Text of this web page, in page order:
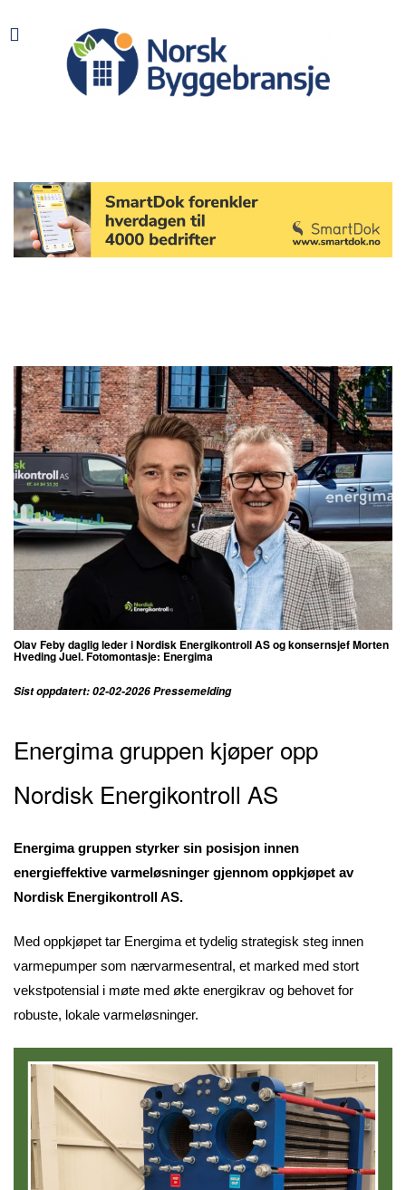
Olav Feby daglig leder i Nordisk Energikontroll AS og konsernsjef Morten
Hveding Juel. Fotomontasje: Energima
Sist oppdatert: 02-02-2026 Pressemelding
Energima gruppen kjøper opp
Nordisk Energikontroll AS
Energima gruppen styrker sin posisjon innen
energieffektive varmeløsninger gjennom oppkjøpet av
Nordisk Energikontroll AS.
Med oppkjøpet tar Energima et tydelig strategisk steg innen
varmepumper som nærvarmesentral, et marked med stort
vekstpotensial i møte med økte energikrav og behovet for
robuste, lokale varmeløsninger.